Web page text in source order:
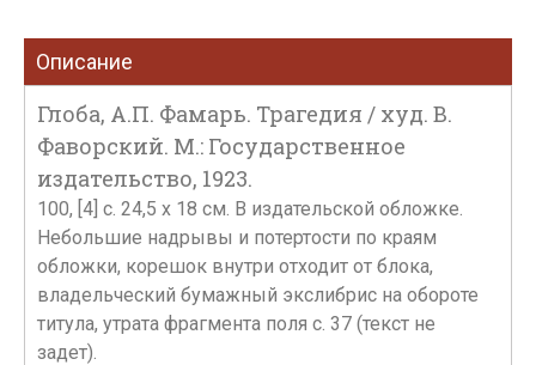
Описание
Глоба, А.П. Фамарь. Трагедия / худ. В.
Фаворский. М.: Государственное
издательство, 1923.
100, [4] с. 24,5 х 18 см. В издательской обложке.
Небольшие надрывы и потертости по краям
обложки, корешок внутри отходит от блока,
владельческий бумажный экслибрис на обороте
титула, утрата фрагмента поля с. 37 (текст не
задет).